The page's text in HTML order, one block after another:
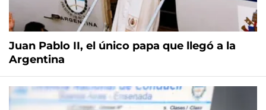
Juan Pablo II, el único papa que llegó a la
Argentina